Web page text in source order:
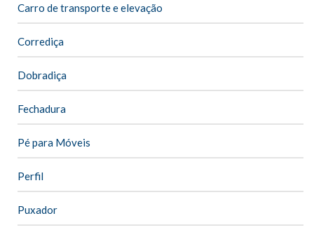
Carro de transporte e elevação
Corrediça
Dobradiça
Fechadura
Pé para Móveis
Perfil
Puxador